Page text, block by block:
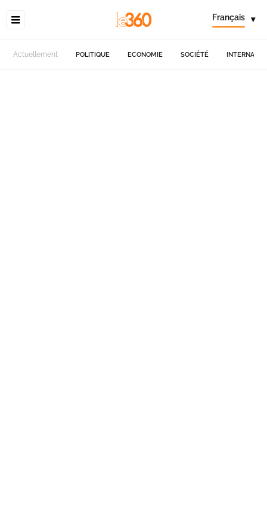
Français ▾
Actuellement POLITIQUE ECONOMIE SOCIÉTÉ